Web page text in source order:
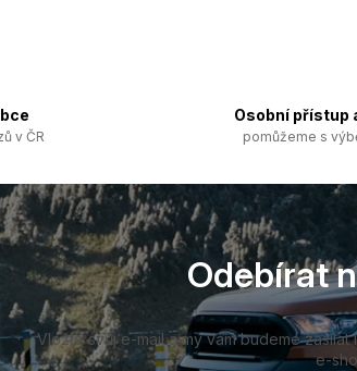
v ČR
Osobní přístup
pomůžeme s
Odebírat
Vložte svůj e-mail a my vám budeme
e-